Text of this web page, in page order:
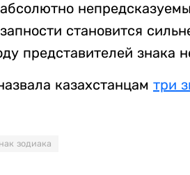
становится
представителей знака
казахстанцам три
зодиака